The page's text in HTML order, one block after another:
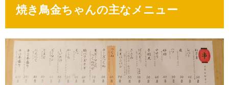
焼き鳥金ちゃんの主なメニュー